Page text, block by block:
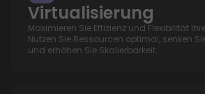
Virtualisierung
Maximieren Sie Effizienz und Flexibilität
Nutzen Sie Ressourcen optimal, senken
und erhöhen Sie Skalierbarkeit.